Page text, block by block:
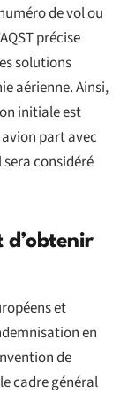
de vol ou
précise
solutions
aérienne. Ainsi,
initiale est
part avec
considéré
d’obtenir
et
en
de
cadre général